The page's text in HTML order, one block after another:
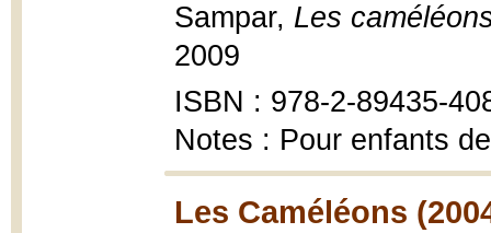
Sampar, Les
2009
ISBN : 978-2-89435-
Notes : Pour enfants
Les Caméléons